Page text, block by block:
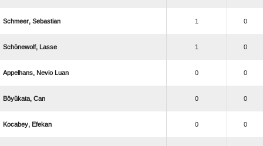
  1 0
  1 0
   0 0
  0 0
  0 0